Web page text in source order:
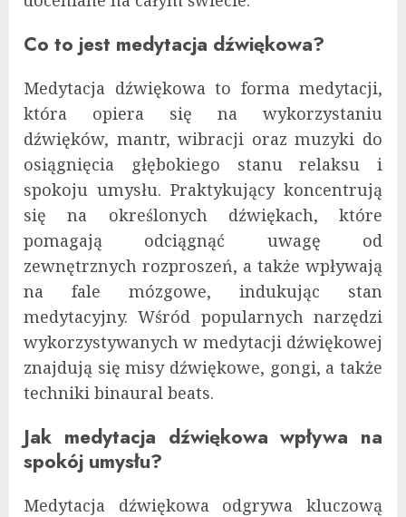
Co to jest medytacja dźwiękowa?
Medytacja dźwiękowa to forma medytacji,
która opiera się na wykorzystaniu
dźwięków, mantr, wibracji oraz muzyki do
osiągnięcia głębokiego stanu relaksu i
spokoju umysłu. Praktykujący koncentrują
się na określonych dźwiękach, które
pomagają odciągnąć uwagę od
zewnętrznych rozproszeń, a także wpływają
na fale mózgowe, indukując stan
medytacyjny. Wśród popularnych narzędzi
wykorzystywanych w medytacji dźwiękowej
znajdują się misy dźwiękowe, gongi, a także
techniki binaural beats.
Jak medytacja dźwiękowa wpływa na
spokój umysłu?
Medytacja dźwiękowa odgrywa kluczową